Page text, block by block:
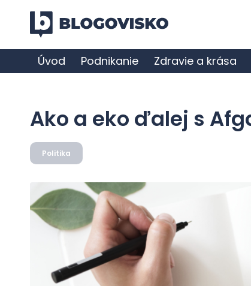
Úvod Podnikanie Zdravie a krása
Ako a eko ďalej s
Politika